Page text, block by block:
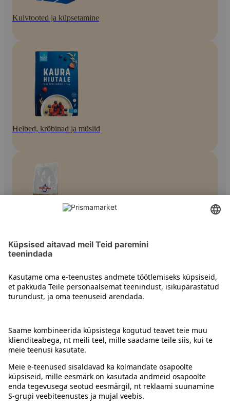
Kuivtooted ja küpsetamine
Helbed, krõbinad ja müslid
Muud helbed
Juhised
Tingimused